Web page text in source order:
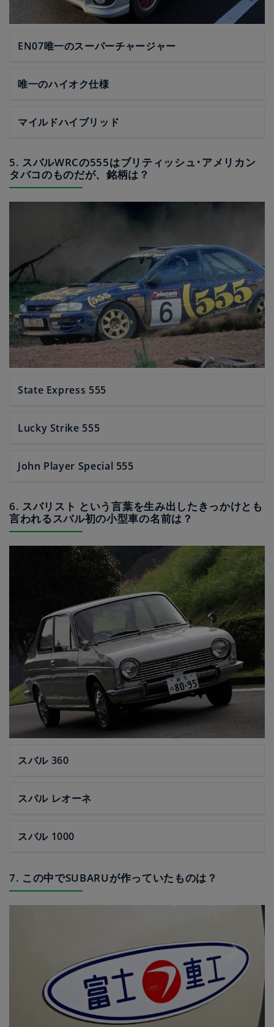
EN07唯一のスーパーチャージャー
唯一のハイオク仕様
マイルドハイブリッド
5. スバルWRCの555はブリティッシュ･アメリカン
タバコのものだが、銘柄は？
State Express 555
Lucky Strike 555
John Player Special 555
6. スバリスト という言葉を生み出したきっかけとも
言われるスバル初の小型車の名前は？
スバル 360
スバル レオーネ
スバル 1000
7. この中でSUBARUが作っていたものは？